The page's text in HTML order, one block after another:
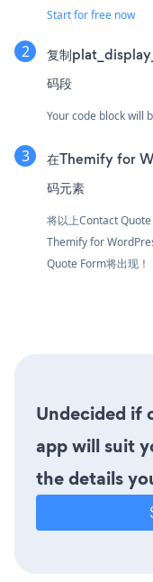
Start for free now
复制
码段
Your code block will
在Themify for
码元素
将以上Contact
Themify for
Quote Form将出现！
Undecided if
app will suit
the details